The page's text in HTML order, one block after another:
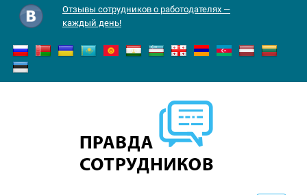
Отзывы сотрудников о работодателях —
каждый день!